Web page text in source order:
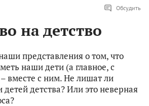
Обсудить
на детство
представления о том, что
наши дети (а главное, с
– вместе с ним. Не лишат ли
детей детства? Или это неверная